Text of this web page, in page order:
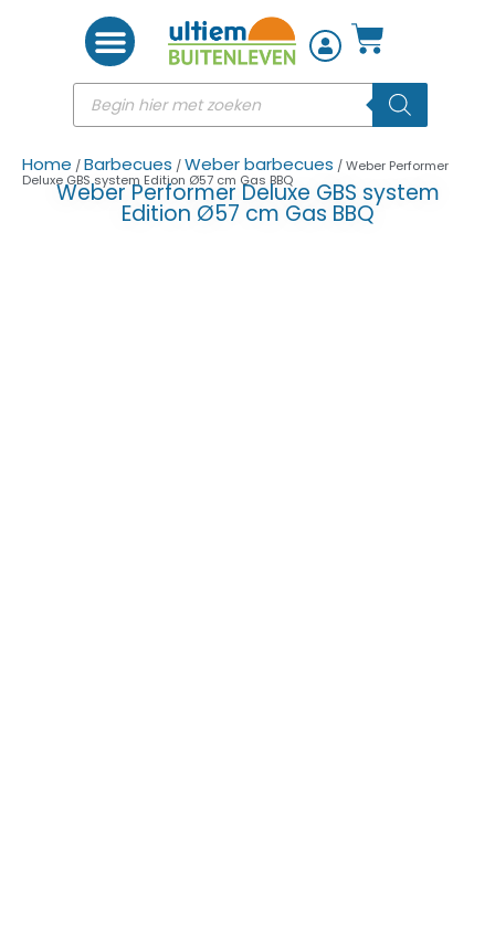
Home /Barbecues /Weber barbecues / Weber Performer
Deluxe GBS system Edition Ø57 cm Gas BBQ
Weber Performer Deluxe GBS system
Edition Ø57 cm Gas BBQ